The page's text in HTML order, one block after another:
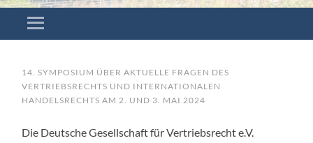
14. SYMPOSIUM ÜBER AKTUELLE FRAGEN DES
VERTRIEBSRECHTS UND INTERNATIONALEN
HANDELSRECHTS AM 2. UND 3. MAI 2024
Die Deutsche Gesellschaft für Vertriebsrecht e.V.